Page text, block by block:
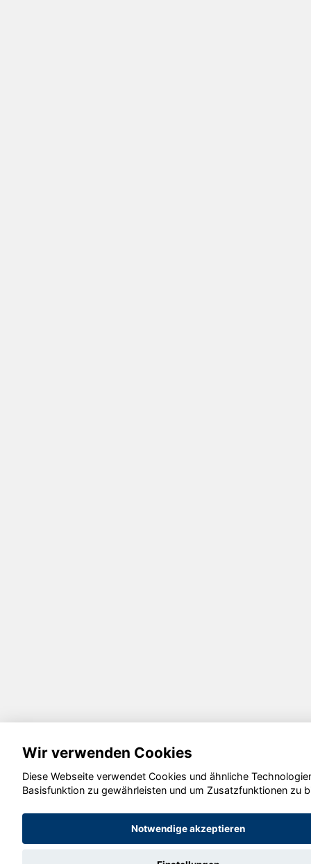
Wir verwenden Cookies
Diese Webseite verwendet Cookies und ähnliche
Basisfunktion zu gewährleisten und um Zusatzfunktionen zu
Notwendige akzeptieren